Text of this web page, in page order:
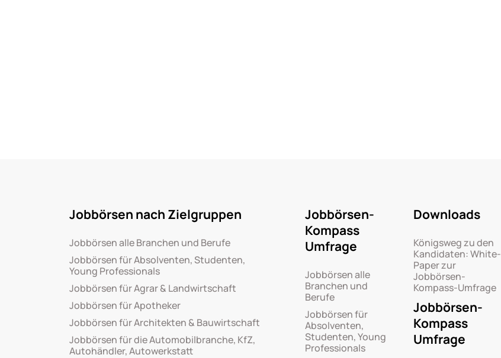
Jobbörsen nach Zielgruppen
Jobbörsen alle Branchen und Berufe
Jobbörsen für Absolventen, Studenten,
Young Professionals
Jobbörsen für Agrar & Landwirtschaft
Jobbörsen für Apotheker
Jobbörsen für Architekten & Bauwirtschaft
Jobbörsen für die Automobilbranche, KfZ,
Autohändler, Autowerkstatt
Jobbörsen-
Kompass
Umfrage
Jobbörsen alle
Branchen und
Berufe
Jobbörsen für
Absolventen,
Studenten, Young
Professionals
Downloads
Königsweg zu den
Kandidaten: White-
Paper zur
Jobbörsen-
Kompass-Umfrage
Jobbörsen-
Kompass
Umfrage